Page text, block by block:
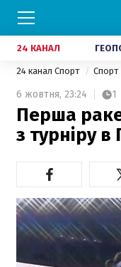
24 КАНАЛ
24 канал Спорт Спорт
6 жовтня, 23:24 1
Перша
з турніру в